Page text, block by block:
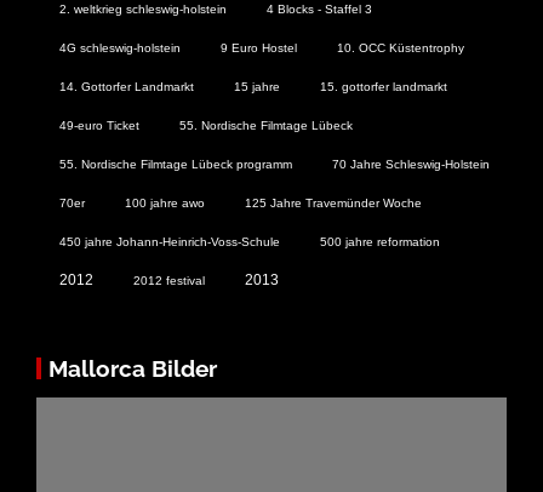
2. weltkrieg schleswig-holstein 4 Blocks - Staffel 3
4G schleswig-holstein 9 Euro Hostel 10. OCC Küstentrophy
14. Gottorfer Landmarkt 15 jahre 15. gottorfer landmarkt
49-euro Ticket 55. Nordische Filmtage Lübeck
55. Nordische Filmtage Lübeck programm 70 Jahre Schleswig-Holstein
70er 100 jahre awo 125 Jahre Travemünder Woche
450 jahre Johann-Heinrich-Voss-Schule 500 jahre reformation
2012 2012 festival 2013
Mallorca Bilder